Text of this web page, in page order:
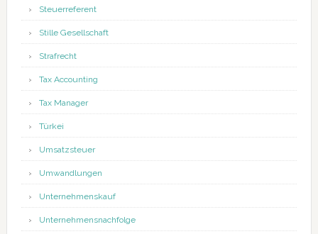
Steuerreferent
Stille Gesellschaft
Strafrecht
Tax Accounting
Tax Manager
Türkei
Umsatzsteuer
Umwandlungen
Unternehmenskauf
Unternehmensnachfolge